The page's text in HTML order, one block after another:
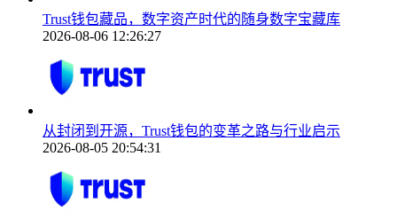
Trust钱包藏品，数字资产时代的随身数字宝藏库
2026-08-06 12:26:27
从封闭到开源，Trust钱包的变革之路与行业启示
2026-08-05 20:54:31